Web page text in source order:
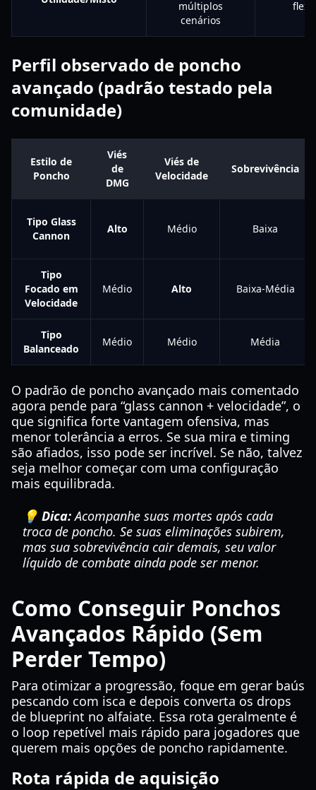
múltiplos
cenários
Perfil observado de poncho
avançado (padrão testado pela
comunidade)
Estilo de
Poncho
Viés
de
DMG
Viés de
Velocidade
Sobrevivência
Tipo Glass
Cannon
Alto Médio Baixa
Tipo
Focado em
Velocidade
Médio Alto Baixa-Média
Tipo
Balanceado
Médio Médio Média
O padrão de poncho avançado mais comentado
agora pende para “glass cannon + velocidade”, o
que significa forte vantagem ofensiva, mas
menor tolerância a erros. Se sua mira e timing
são afiados, isso pode ser incrível. Se não, talvez
seja melhor começar com uma configuração
mais equilibrada.
💡 Dica:Acompanhe suas mortes após cada
troca de poncho. Se suas eliminações subirem,
mas sua sobrevivência cair demais, seu valor
líquido de combate ainda pode ser menor.
Como Conseguir Ponchos
Avançados Rápido (Sem
Perder Tempo)
Para otimizar a progressão, foque em gerar baús
pescando com isca e depois converta os drops
de blueprint no alfaiate. Essa rota geralmente é
o loop repetível mais rápido para jogadores que
querem mais opções de poncho rapidamente.
Rota rápida de aquisição